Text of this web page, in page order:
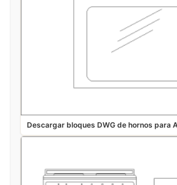
Descargar bloques DWG de hornos para